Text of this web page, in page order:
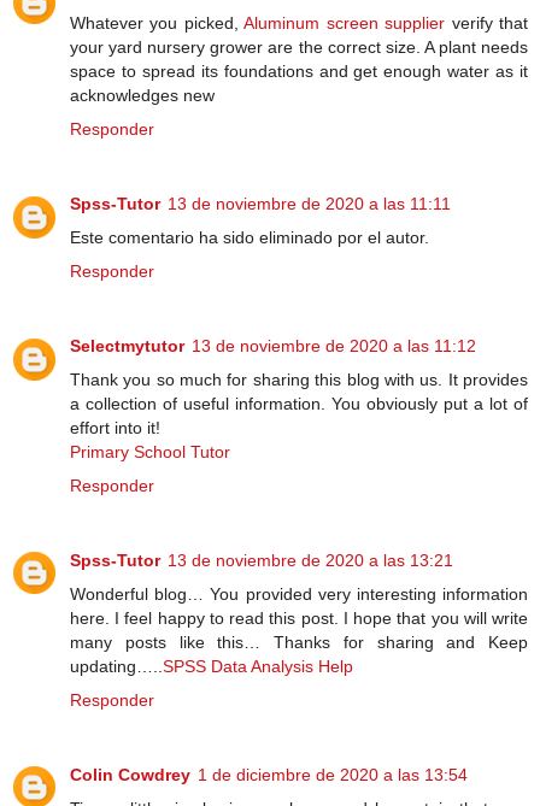
Whatever you picked,Aluminum screen supplier verify that
your yard nursery grower are the correct size. A plant needs
space to spread its foundations and get enough water as it
acknowledges new
Responder
Spss-Tutor 13 de noviembre de 2020 a las 11:11
Este comentario ha sido eliminado por el autor.
Responder
Selectmytutor 13 de noviembre de 2020 a las 11:12
Thank you so much for sharing this blog with us. It provides
a collection of useful information. You obviously put a lot of
effort into it!
Primary School Tutor
Responder
Spss-Tutor 13 de noviembre de 2020 a las 13:21
Wonderful blog… You provided very interesting information
here. I feel happy to read this post. I hope that you will write
many posts like this… Thanks for sharing and Keep
updating….. SPSS Data Analysis Help
Responder
Colin Cowdrey 1 de diciembre de 2020 a las 13:54